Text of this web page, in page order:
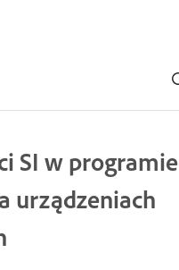
SI w programie
urządzeniach